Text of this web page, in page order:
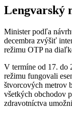
Lengvarský
Minister podľa
decembra zvýšiť
režimu OTP na
V termíne od 17. do
režimu fungovali
štvorcových metrov
všetkých obchodov
zdravotníctva